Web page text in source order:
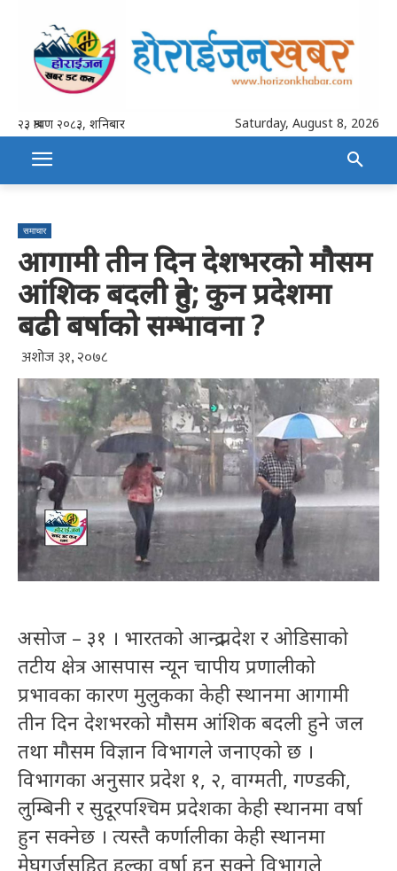
२३ श्रावण २०८३, शनिबार Saturday, August 8, 2026
समाचार
आगामी तीन दिन देशभरको मौसम
आंशिक बदली हुने; कुन प्रदेशमा
बढी बर्षाको सम्भावना ?
अशोज ३१, २०७८
असोज – ३१ । भारतको आन्द्र प्रदेश र ओडिसाको
तटीय क्षेत्र आसपास न्यून चापीय प्रणालीको
प्रभावका कारण मुलुकका केही स्थानमा आगामी
तीन दिन देशभरको मौसम आंशिक बदली हुने जल
तथा मौसम विज्ञान विभागले जनाएको छ ।
विभागका अनुसार प्रदेश १, २, वाग्मती, गण्डकी,
लुम्बिनी र सुदूरपश्चिम प्रदेशका केही स्थानमा वर्षा
हुन सक्नेछ । त्यस्तै कर्णालीका केही स्थानमा
मेघगर्जसहित हल्का वर्षा हुन सक्ने विभागले